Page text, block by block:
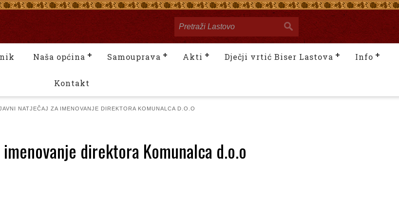
Naša općina Samouprava Akti Dječji vrtić Biser Lastova Info
Kontakt
NATJEČAJ ZA IMENOVANJE DIREKTORA KOMUNALCA D.O.O
direktora Komunalca d.o.o